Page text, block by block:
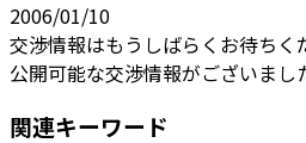
2006/01/10
交渉情報はもうしばらくお待ちく
公開可能な交渉情報がございまし
関連キーワード